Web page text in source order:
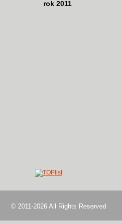
rok 2011
© 2011-2026 All Rights Reserved